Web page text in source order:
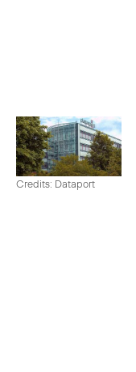
Credits: Dataport